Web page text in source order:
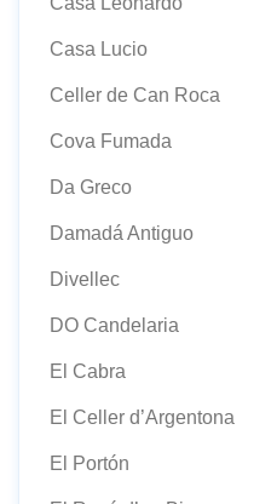
Casa Lucio
Celler de Can Roca
Cova Fumada
Da Greco
Damadá Antiguo
Divellec
DO Candelaria
El Cabra
El Celler d’Argentona
El Portón